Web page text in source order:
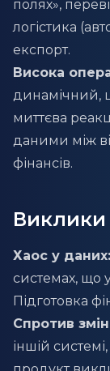
полях»,
логістика
експорт.
Висока
динамічний,
миттєва
даними між
фінансів.
Виклики
Хаос у даних:
системах, що
Підготовка
Спротив
іншій